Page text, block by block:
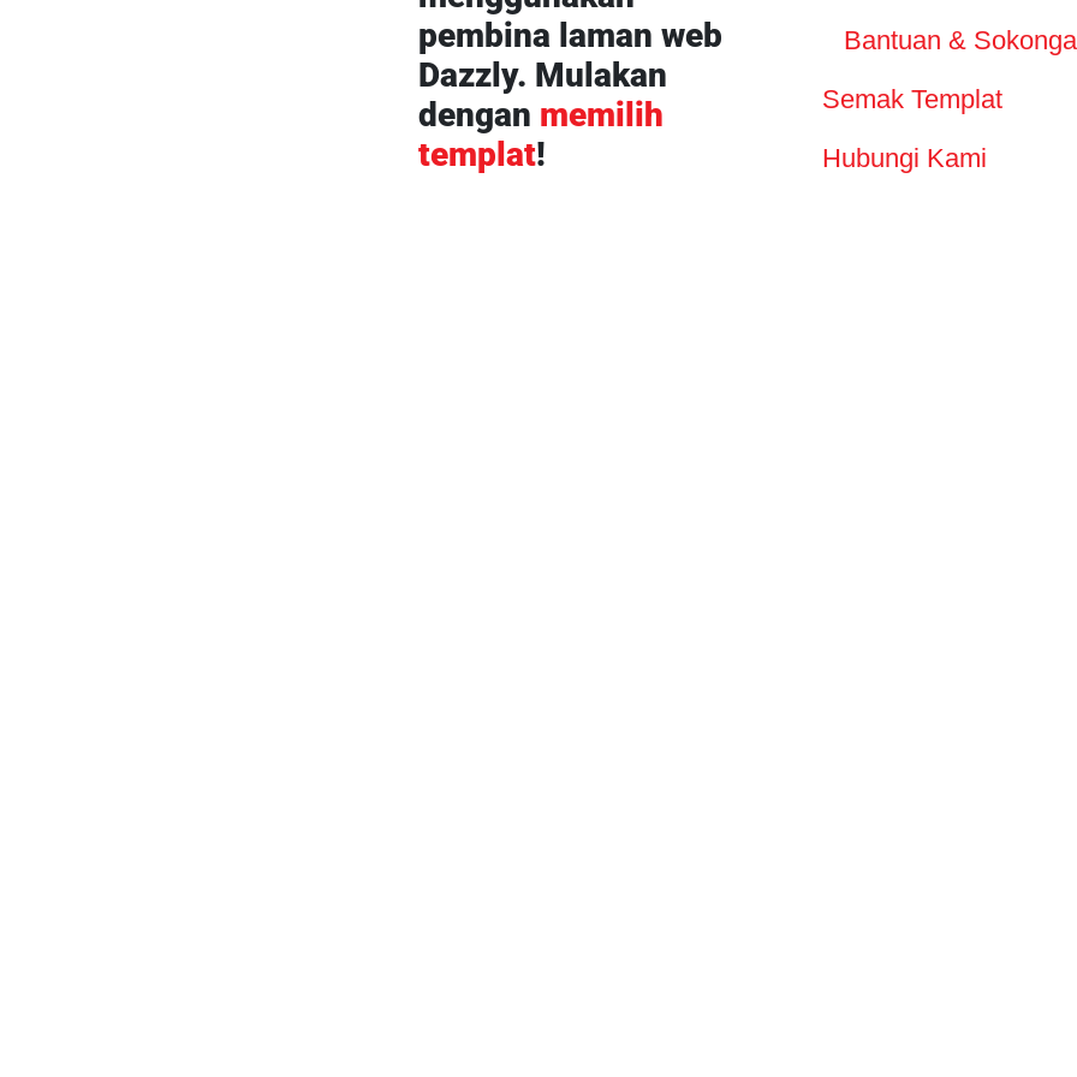
pembina laman web
Dazzly. Mulakan
dengan memilih
templat!
Bantuan &
Semak Templat
Hubungi Kami